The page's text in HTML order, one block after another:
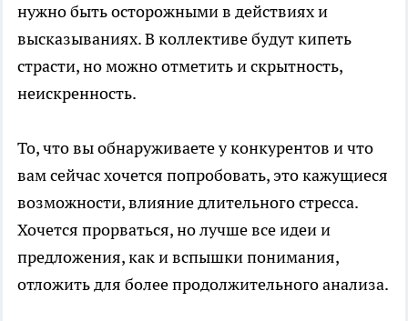
нужно быть осторожными в действиях и
высказываниях. В коллективе будут кипеть
страсти, но можно отметить и скрытность,
неискренность.
То, что вы обнаруживаете у конкурентов и что
вам сейчас хочется попробовать, это кажущиеся
возможности, влияние длительного стресса.
Хочется прорваться, но лучше все идеи и
предложения, как и вспышки понимания,
отложить для более продолжительного анализа.